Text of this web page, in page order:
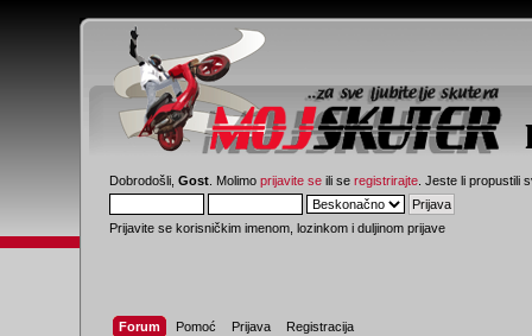
Dobrodošli,Gost . Molimoprijavite se ili seregistrirajte . Jeste li propustili
Prijavite se korisničkim imenom, lozinkom i duljinom prijave
Forum Pomoć Prijava Registracija